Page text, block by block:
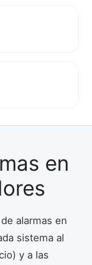
en
alarmas en
sistema al
y a las